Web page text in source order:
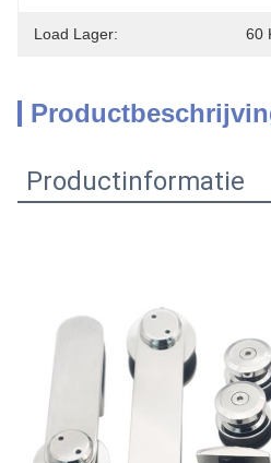
Load Lager: 60
Productinformatie